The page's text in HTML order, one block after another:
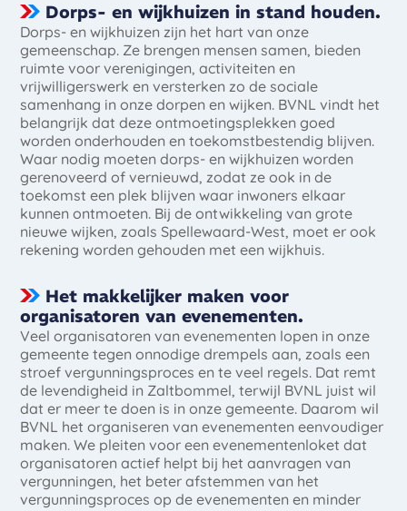
Dorps- en wijkhuizen in stand houden.
Dorps- en wijkhuizen zijn het hart van onze
gemeenschap. Ze brengen mensen samen, bieden
ruimte voor verenigingen, activiteiten en
vrijwilligerswerk en versterken zo de sociale
samenhang in onze dorpen en wijken. BVNL vindt het
belangrijk dat deze ontmoetingsplekken goed
worden onderhouden en toekomstbestendig blijven.
Waar nodig moeten dorps- en wijkhuizen worden
gerenoveerd of vernieuwd, zodat ze ook in de
toekomst een plek blijven waar inwoners elkaar
kunnen ontmoeten. Bij de ontwikkeling van grote
nieuwe wijken, zoals Spellewaard-West, moet er ook
rekening worden gehouden met een wijkhuis.
Het makkelijker maken voor
organisatoren van evenementen.
Veel organisatoren van evenementen lopen in onze
gemeente tegen onnodige drempels aan, zoals een
stroef vergunningsproces en te veel regels. Dat remt
de levendigheid in Zaltbommel, terwijl BVNL juist wil
dat er meer te doen is in onze gemeente. Daarom wil
BVNL het organiseren van evenementen eenvoudiger
maken. We pleiten voor een evenementenloket dat
organisatoren actief helpt bij het aanvragen van
vergunningen, het beter afstemmen van het
vergunningsproces op de evenementen en minder